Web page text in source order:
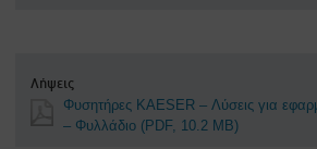
Λήψεις
Φυσητήρες KAESER – Λύσεις για
– Φυλλάδιο (PDF, 10.2 MB)